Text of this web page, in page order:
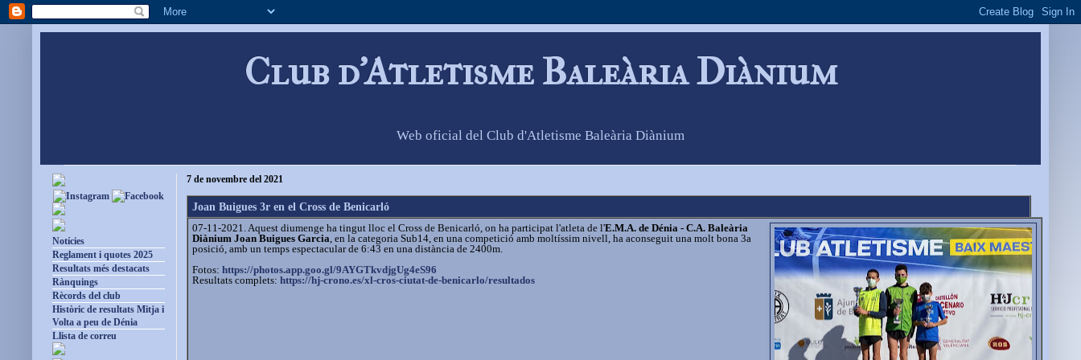
Club d'Atletisme Baleària Diànium
Web oficial del Club d'Atletisme Baleària Diànium
7 de novembre del 2021
Joan Buigues 3r en el Cross de Benicarló
07-11-2021. Aquest diumenge ha tingut lloc el Cross de Benicarló, on ha participat l'atleta de l'E.M.A. de Dénia - C.A. Baleària
Diànium Joan Buigues Garcia , en la categoria Sub14, en una competició amb moltíssim nivell, ha aconseguit una molt bona 3a
posició, amb un temps espectacular de 6:43 en una distància de 2400m.
Fotos: https://photos.app.goo.gl/9AYGTkvdjgUg4eS96
Resultats complets: https://hj-crono.es/xl-cros-ciutat-de-benicarlo/resultados
Notícies
Reglament i quotes 2025
Resultats més destacats
Rànquings
Rècords del club
Històric de resultats Mitja i
Volta a peu de Dénia
Llista de correu